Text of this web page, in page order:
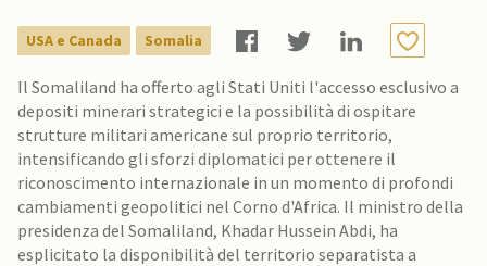
USA e Canada Somalia
Il Somaliland ha offerto agli Stati Uniti l'accesso esclusivo a
depositi minerari strategici e la possibilità di ospitare
strutture militari americane sul proprio territorio,
intensificando gli sforzi diplomatici per ottenere il
riconoscimento internazionale in un momento di profondi
cambiamenti geopolitici nel Corno d'Africa. Il ministro della
presidenza del Somaliland, Khadar Hussein Abdi, ha
esplicitato la disponibilità del territorio separatista a